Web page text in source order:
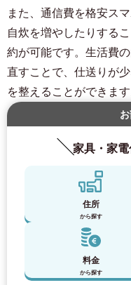
また、通信費を格安ス
自炊を増やしたりする
約が可能です。生活費
直すことで、仕送りが
を整えることができます
家具・家電
住所
から探す
料金
から探す